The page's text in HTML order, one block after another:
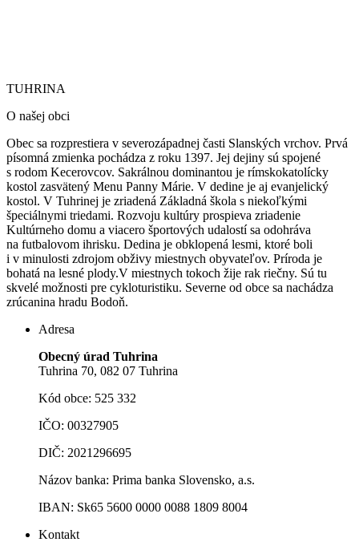
TUHRINA
O našej obci
Obec sa rozprestiera v severozápadnej časti Slanských vrchov. Prvá
písomná zmienka pochádza z roku 1397. Jej dejiny sú spojené
s rodom Kecerovcov. Sakrálnou dominantou je rímskokatolícky
kostol zasvätený Menu Panny Márie. V dedine je aj evanjelický
kostol. V Tuhrinej je zriadená Základná škola s niekoľkými
špeciálnymi triedami. Rozvoju kultúry prospieva zriadenie
Kultúrneho domu a viacero športových udalostí sa odohráva
na futbalovom ihrisku. Dedina je obklopená lesmi, ktoré boli
i v minulosti zdrojom obživy miestnych obyvateľov. Príroda je
bohatá na lesné plody.V miestnych tokoch žije rak riečny. Sú tu
skvelé možnosti pre cykloturistiku. Severne od obce sa nachádza
zrúcanina hradu Bodoň.
Adresa
Obecný úrad Tuhrina
Tuhrina 70, 082 07 Tuhrina
Kód obce: 525 332
IČO: 00327905
DIČ: 2021296695
Názov banka: Prima banka Slovensko, a.s.
IBAN: Sk65 5600 0000 0088 1809 8004
Kontakt